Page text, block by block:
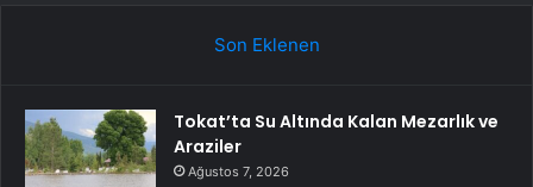
Son Eklenen
Tokat’ta Su Altında Kalan Mezarlık ve
Araziler
Ağustos 7, 2026